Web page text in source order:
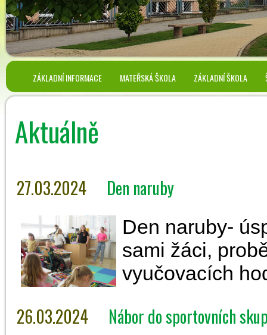
ZÁKLADNÍ INFORMACE MATEŘSKÁ ŠKOLA ZÁKLADNÍ ŠKOLA
Aktuálně
27.03.2024 Den naruby
Den naruby-
sami žáci,
vyučovacích
26.03.2024 Nábor do sportovních